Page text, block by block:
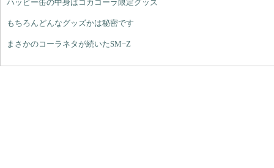
ハッピー缶の中身はコカコーラ限定グッズ
もちろんどんなグッズかは秘密です
まさかのコーラネタが続いたSM−Z